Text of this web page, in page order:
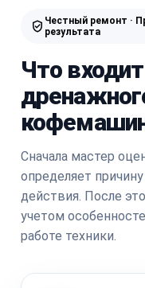
Честный ремонт ·
результата
Что
Сначала мастер
определяет
действия. После
учетом
работе техники.